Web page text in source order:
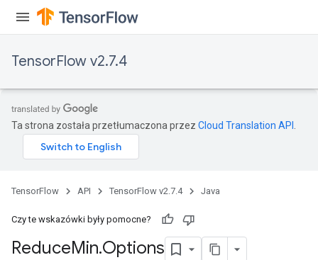
TensorFlow v2.7.4
Ta strona została przetłumaczona przez Cloud Translation API
TensorFlow API TensorFlow v2.7.4 Java
Czy te wskazówki były pomocne?
ReduceMin.Options